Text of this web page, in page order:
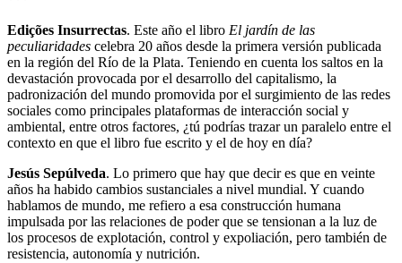
Edições Insurrectas. Este año el libro El jardín de las
peculiaridades celebra 20 años desde la primera versión publicada
en la región del Río de la Plata. Teniendo en cuenta los saltos en la
devastación provocada por el desarrollo del capitalismo, la
padronización del mundo promovida por el surgimiento de las redes
sociales como principales plataformas de interacción social y
ambiental, entre otros factores, ¿tú podrías trazar un paralelo entre el
contexto en que el libro fue escrito y el de hoy en día?
Jesús Sepúlveda. Lo primero que hay que decir es que en veinte
años ha habido cambios sustanciales a nivel mundial. Y cuando
hablamos de mundo, me refiero a esa construcción humana
impulsada por las relaciones de poder que se tensionan a la luz de
los procesos de explotación, control y expoliación, pero también de
resistencia, autonomía y nutrición.